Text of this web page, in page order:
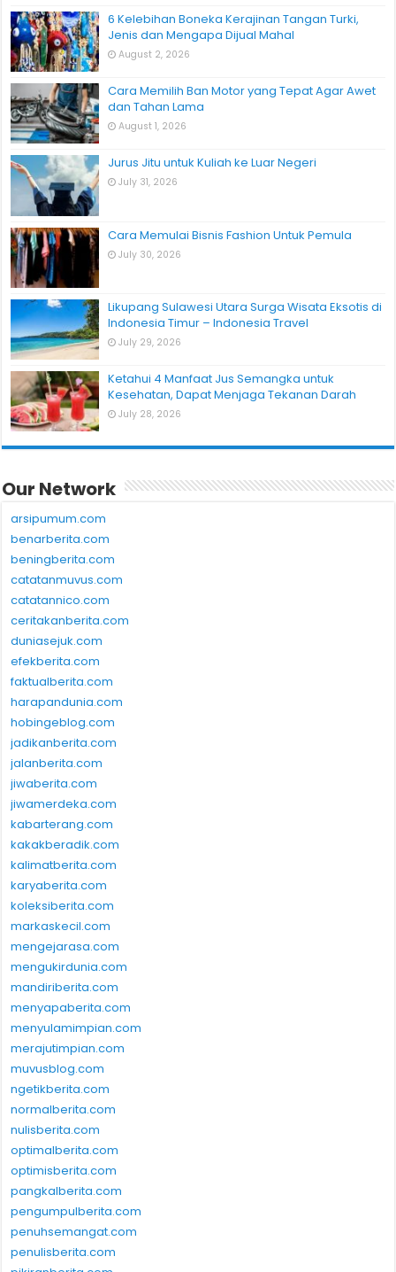
6 Kelebihan Boneka Kerajinan Tangan Turki,
Jenis dan Mengapa Dijual Mahal
August 2, 2026
Cara Memilih Ban Motor yang Tepat Agar Awet
dan Tahan Lama
August 1, 2026
Jurus Jitu untuk Kuliah ke Luar Negeri
July 31, 2026
Cara Memulai Bisnis Fashion Untuk Pemula
July 30, 2026
Likupang Sulawesi Utara Surga Wisata Eksotis di
Indonesia Timur – Indonesia Travel
July 29, 2026
Ketahui 4 Manfaat Jus Semangka untuk
Kesehatan, Dapat Menjaga Tekanan Darah
July 28, 2026
Our Network
arsipumum.com
benarberita.com
beningberita.com
catatanmuvus.com
catatannico.com
ceritakanberita.com
duniasejuk.com
efekberita.com
faktualberita.com
harapandunia.com
hobingeblog.com
jadikanberita.com
jalanberita.com
jiwaberita.com
jiwamerdeka.com
kabarterang.com
kakakberadik.com
kalimatberita.com
karyaberita.com
koleksiberita.com
markaskecil.com
mengejarasa.com
mengukirdunia.com
mandiriberita.com
menyapaberita.com
menyulamimpian.com
merajutimpian.com
muvusblog.com
ngetikberita.com
normalberita.com
nulisberita.com
optimalberita.com
optimisberita.com
pangkalberita.com
pengumpulberita.com
penuhsemangat.com
penulisberita.com